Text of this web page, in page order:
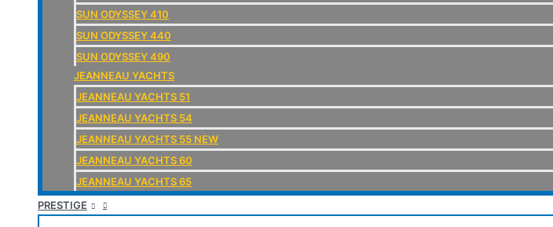
SUN ODYSSEY 410
SUN ODYSSEY 440
SUN ODYSSEY 490
JEANNEAU YACHTS
JEANNEAU YACHTS 51
JEANNEAU YACHTS 54
JEANNEAU YACHTS 55 NEW
JEANNEAU YACHTS 60
JEANNEAU YACHTS 65
PRESTIGE